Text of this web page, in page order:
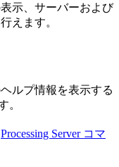
示、サーバーおよび
えます。
ルプ情報を表示する
。
Processing Server コマ